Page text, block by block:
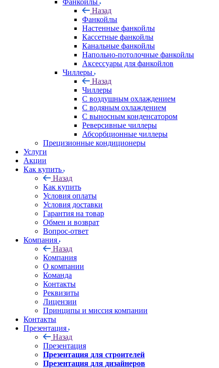
Фанкойлы
Назад
Фанкойлы
Настенные фанкойлы
Кассетные фанкойлы
Канальные фанкойлы
Напольно-потолочные фанкойлы
Аксессуары для фанкойлов
Чиллеры
Назад
Чиллеры
С воздушным охлаждением
С водяным охлаждением
С выносным конденсатором
Реверсивные чиллеры
Абсорбционные чиллеры
Прецизионные кондиционеры
Услуги
Акции
Как купить
Назад
Как купить
Условия оплаты
Условия доставки
Гарантия на товар
Обмен и возврат
Вопрос-ответ
Компания
Назад
Компания
О компании
Команда
Контакты
Реквизиты
Лицензии
Принципы и миссия компании
Контакты
Презентация
Назад
Презентация
Презентация для строителей
Презентация для дизайнеров